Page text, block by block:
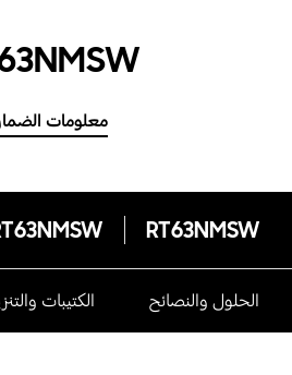
معلومات
RT63NMSW
الحلول والنصائح الكتيبات